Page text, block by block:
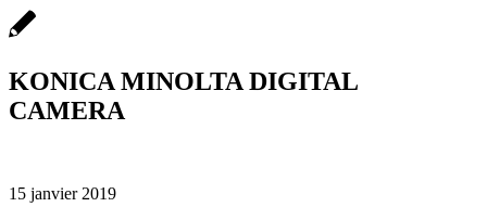
KONICA MINOLTA DIGITAL
CAMERA
15 janvier 2019